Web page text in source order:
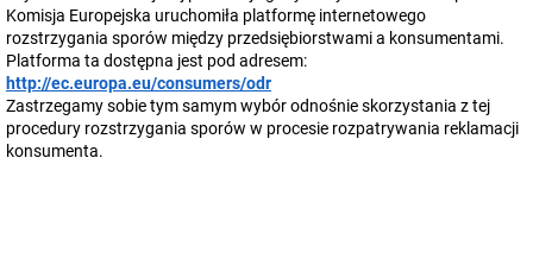
Komisja Europejska uruchomiła platformę internetowego
rozstrzygania sporów między przedsiębiorstwami a konsumentami.
Platforma ta dostępna jest pod adresem:
http://ec.europa.eu/consumers/odr
Zastrzegamy sobie tym samym wybór odnośnie skorzystania z tej
procedury rozstrzygania sporów w procesie rozpatrywania reklamacji
konsumenta.